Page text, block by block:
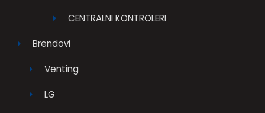
CENTRALNI KONTROLERI
Brendovi
Venting
LG